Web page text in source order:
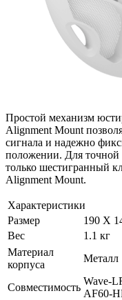
Простой механизм
Alignment Mount
сигнала и надежно
положении. Для точной
только шестигранный
Alignment Mount.
Характеристики
Размер
190 X
Вес
1.1 кг
Материал
корпуса
Металл
Совместимость
Wave-
AF60-